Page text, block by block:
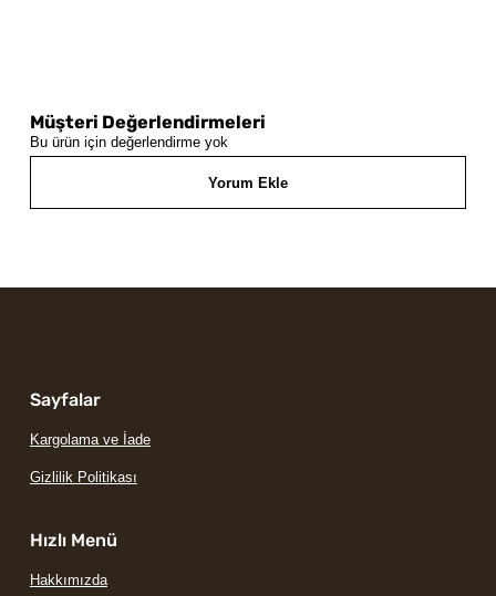
Müşteri Değerlendirmeleri
Bu ürün için değerlendirme yok
Yorum Ekle
Sayfalar
Kargolama ve İade
Gizlilik Politikası
Hızlı Menü
Hakkımızda